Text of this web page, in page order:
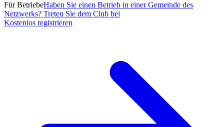
Für BetriebeHaben Sie einen Betrieb in einer Gemeinde des
Netzwerks? Treten Sie dem Club bei
Kostenlos registrieren